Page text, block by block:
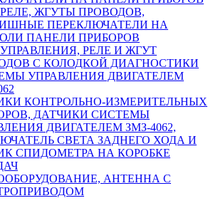
ЖГУТЫ ПРОВОДОВ,
ПЕРЕКЛЮЧАТЕЛИ НА
ПАНЕЛИ ПРИБОРОВ
РЕЛЕ И ЖГУТ
С КОЛОДКОЙ ДИАГНОСТИКИ
УПРАВЛЕНИЯ ДВИГАТЕЛЕМ
КОНТРОЛЬНО-ИЗМЕРИТЕЛЬНЫХ
ДАТЧИКИ СИСТЕМЫ
ДВИГАТЕЛЕМ ЗМЗ-4062,
СВЕТА ЗАДНЕГО ХОДА И
СПИДОМЕТРА НА КОРОБКЕ
АНТЕННА С